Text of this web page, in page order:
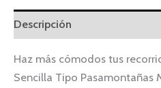
Descripción
Haz más cómodos tus
Sencilla Tipo Pasamontañas